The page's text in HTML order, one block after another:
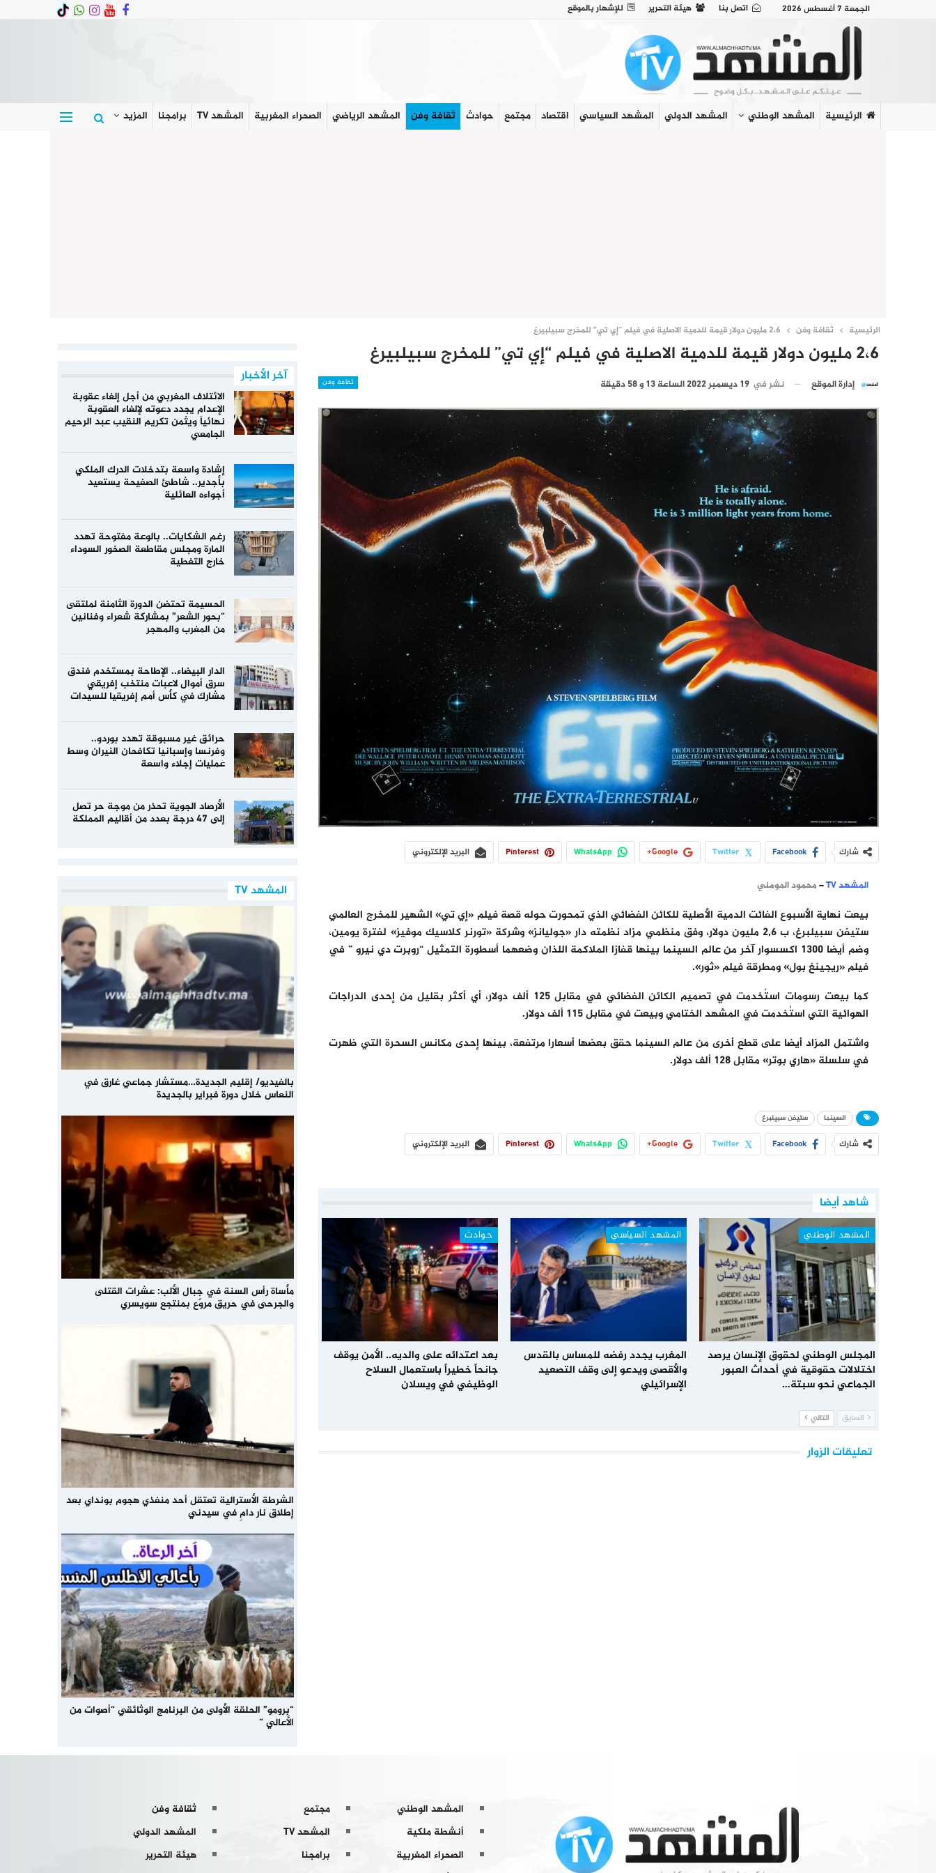
الجمعة 7 أغسطس 2026 اتصل بنا هيئة التحرير للإشهار بالموقع
الرئيسية المشهد الوطني المشهد الدولي المشهد السياسي اقتصاد مجتمع حوادث ثقافة وفن المشهد الرياضي الصحراء المغربية المشهد TV برامجنا المزيد
الرئيسية ثقافة وفن 2،6 مليون دولار قيمة للدمية الاصلية في فيلم “إي تي” للمخرج سبيلبيرغ
2،6 مليون دولار قيمة للدمية الاصلية في فيلم “إي تي” للمخرج سبيلبيرغ
ثقافة وفن إدارة الموقع نشر في 19 ديسمبر 2022 الساعة 13 و 58 دقيقة
شارك Facebook
Twitter
Google+
WhatsApp
Pinterest البريد الإلكتروني
المشهد TV –محمود المومني
بيعت نهاية الأسبوع الفائت الدمية الأصلية للكائن الفضائي الذي تمحورت حوله قصة فيلم «إي تي» الشهير للمخرج العالمي
ستيفن سبيلبرغ، ب 2,6 مليون دولار، وفق منظمي مزاد نظمته دار «جوليانز» وشركة «تورنر كلاسيك موفيز» لفترة يومين،
وضم أيضا 1300 اكسسوار آخر من عالم السينما بينها قفازا الملاكمة اللذان وضعهما أسطورة التمثيل “روبرت دي نيرو ” في
فيلم «ريجينغ بول» ومطرقة فيلم «ثور».
كما بيعت رسومات استُخدمت في تصميم الكائن الفضائي في مقابل 125 ألف دولار، أي أكثر بقليل من إحدى الدراجات
الهوائية التي استُخدمت في المشهد الختامي وبيعت في مقابل 115 ألف دولار.
واشتمل المزاد أيضا على قطع أخرى من عالم السينما حقق بعضها أسعارا مرتفعة، بينها إحدى مكانس السحرة التي ظهرت
في سلسلة «هاري بوتر» مقابل 128 ألف دولار.
السينما ستيفن سبيلبرغ
شارك Facebook
Twitter
Google+
WhatsApp
Pinterest البريد الإلكتروني
شاهد أيضا
المشهد الوطني
المجلس الوطني لحقوق الإنسان يرصد
اختلالات حقوقية في أحداث العبور
الجماعي نحو سبتة…
المشهد السياسي
المغرب يجدد رفضه للمساس بالقدس
والأقصى ويدعو إلى وقف التصعيد
الإسرائيلي
حوادث
بعد اعتدائه على والديه.. الأمن يوقف
جانحاً خطيراً باستعمال السلاح
الوظيفي في ويسلان
السابق التالي
تعليقات الزوار
آخر الأخبار
الائتلاف المغربي من أجل إلغاء عقوبة
الإعدام يجدد دعوته لإلغاء العقوبة
نهائياً ويثمن تكريم النقيب عبد الرحيم
الجامعي
إشادة واسعة بتدخلات الدرك الملكي
بأجدير.. شاطئ الصفيحة يستعيد
أجواءه العائلية
رغم الشكايات.. بالوعة مفتوحة تهدد
المارة ومجلس مقاطعة الصخور السوداء
خارج التغطية
الحسيمة تحتضن الدورة الثامنة لملتقى
“بحور الشعر” بمشاركة شعراء وفنانين
من المغرب والمهجر
الدار البيضاء.. الإطاحة بمستخدم فندق
سرق أموال لاعبات منتخب إفريقي
مشارك في كأس أمم إفريقيا للسيدات
حرائق غير مسبوقة تهدد بوردو..
وفرنسا وإسبانيا تكافحان النيران وسط
عمليات إجلاء واسعة
الأرصاد الجوية تحذر من موجة حر تصل
إلى 47 درجة بعدد من أقاليم المملكة
المشهد TV
بالفيديو/ إقليم الجديدة…مستشار جماعي غارق في
النعاس خلال دورة فبراير بالجديدة
مأساة رأس السنة في جبال الألب: عشرات القتلى
والجرحى في حريق مروّع بمنتجع سويسري
الشرطة الأسترالية تعتقل أحد منفذي هجوم بونداي بعد
إطلاق نار دامٍ في سيدني
“برومو” الحلقة الأولى من البرنامج الوثائقي “أصوات من
الأعالي “
المشهد الوطني
أنشطة ملكية
الصحراء المغربية
مجتمع
المشهد TV
برامجنا
ثقافة وفن
المشهد الدولي
هيئة التحرير